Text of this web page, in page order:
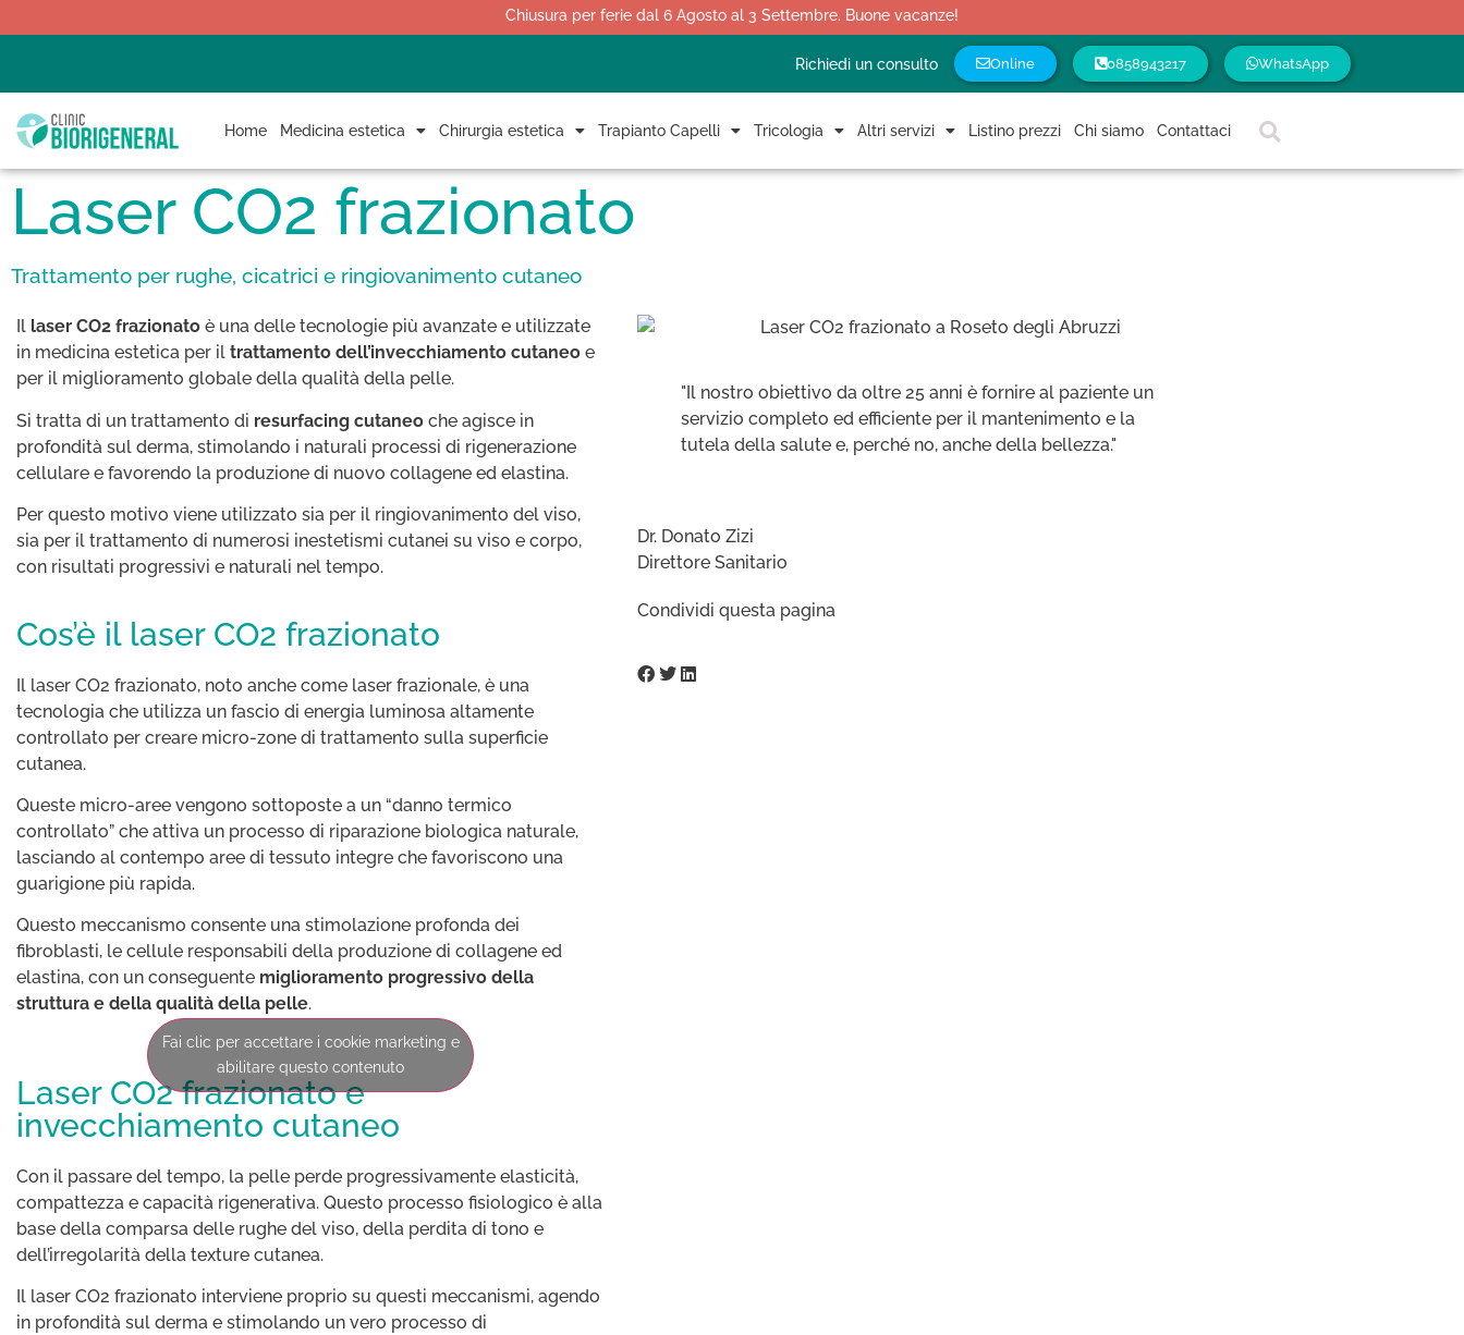
Chiusura per ferie dal 6 Agosto al 3 Settembre. Buone vacanze!
Richiedi un consulto Online 0858943217 WhatsApp
Home Medicina estetica Chirurgia estetica Trapianto Capelli Tricologia Altri servizi Listino prezzi Chi siamo Contattaci
Laser CO2 frazionato
Trattamento per rughe, cicatrici e ringiovanimento cutaneo
Il laser CO2 frazionato è una delle tecnologie più avanzate e utilizzate
in medicina estetica per il trattamento dell’invecchiamento cutaneo e
per il miglioramento globale della qualità della pelle.
Si tratta di un trattamento di resurfacing cutaneo che agisce in
profondità sul derma, stimolando i naturali processi di rigenerazione
cellulare e favorendo la produzione di nuovo collagene ed elastina.
Per questo motivo viene utilizzato sia per il ringiovanimento del viso,
sia per il trattamento di numerosi inestetismi cutanei su viso e corpo,
con risultati progressivi e naturali nel tempo.
Cos’è il laser CO2 frazionato
Il laser CO2 frazionato, noto anche come laser frazionale, è una
tecnologia che utilizza un fascio di energia luminosa altamente
controllato per creare micro-zone di trattamento sulla superficie
cutanea.
Queste micro-aree vengono sottoposte a un “danno termico
controllato” che attiva un processo di riparazione biologica naturale,
lasciando al contempo aree di tessuto integre che favoriscono una
guarigione più rapida.
Questo meccanismo consente una stimolazione profonda dei
fibroblasti, le cellule responsabili della produzione di collagene ed
elastina, con un conseguente miglioramento progressivo della
struttura e della qualità della pelle.
Fai clic per accettare i cookie marketing e
abilitare questo contenuto
Laser CO2 frazionato e
invecchiamento cutaneo
Con il passare del tempo, la pelle perde progressivamente elasticità,
compattezza e capacità rigenerativa. Questo processo fisiologico è alla
base della comparsa delle rughe del viso, della perdita di tono e
dell’irregolarità della texture cutanea.
Il laser CO2 frazionato interviene proprio su questi meccanismi, agendo
in profondità sul derma e stimolando un vero processo di
"Il nostro obiettivo da oltre 25 anni è fornire al paziente un
servizio completo ed efficiente per il mantenimento e la
tutela della salute e, perché no, anche della bellezza."
Dr. Donato Zizi
Direttore Sanitario
Condividi questa pagina